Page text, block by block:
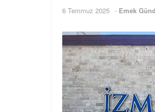
6 Temmuz 2025 - Emek